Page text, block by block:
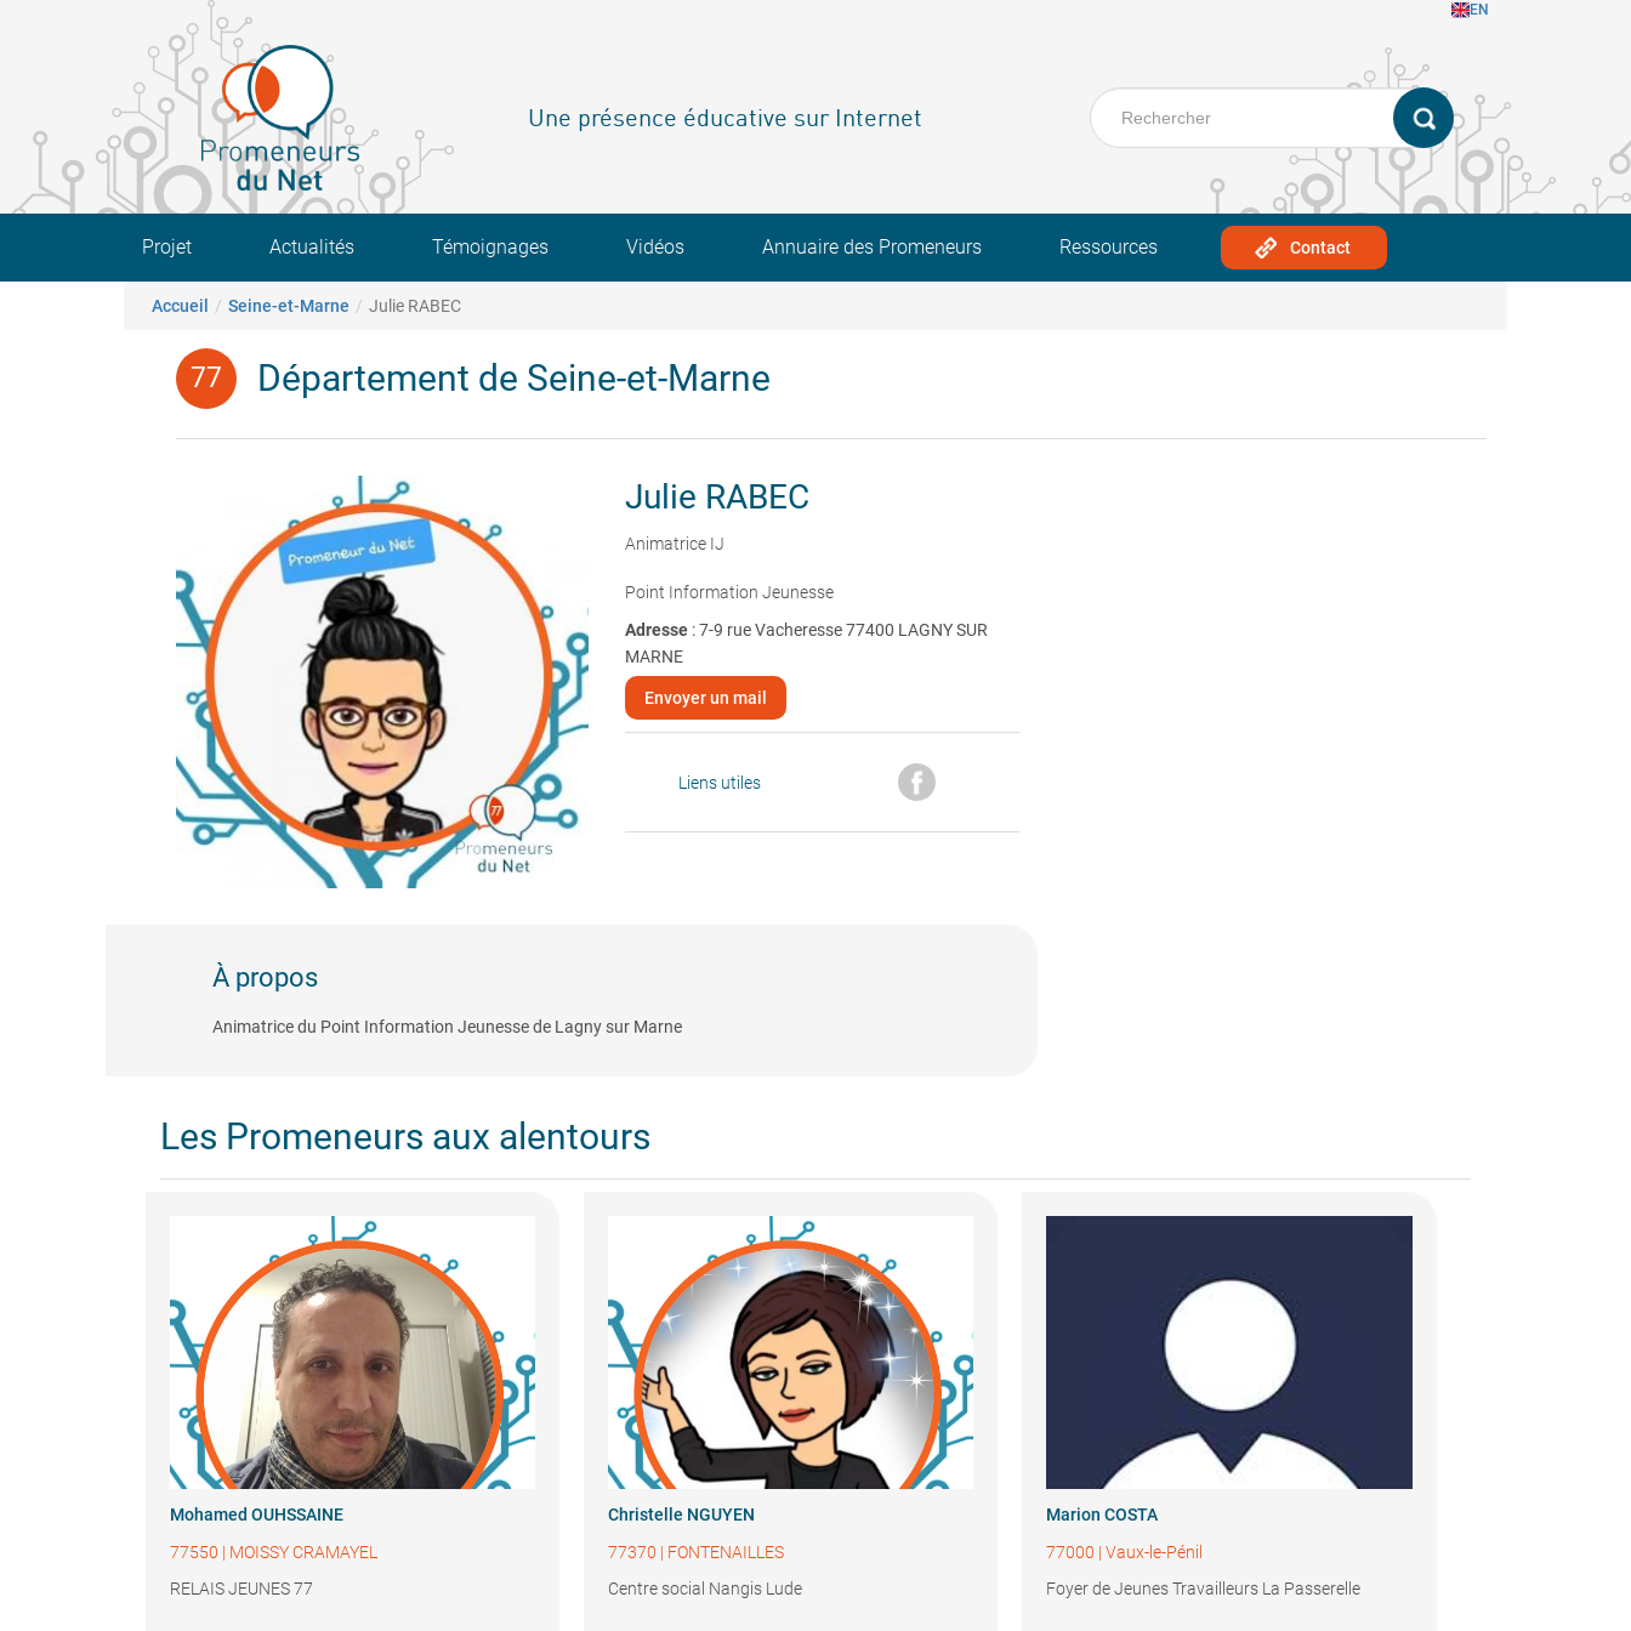
EN
Une présence éducative sur Internet
Main navigation
Projet Actualités Témoignages Vidéos Annuaire des Promeneurs Ressources Contact
Fil d'Ariane
Accueil Seine-et-Marne Julie RABEC
Département de Seine-et-Marne
Julie RABEC
Animatrice IJ
Point Information Jeunesse
Adresse : 7-9 rue Vacheresse 77400 LAGNY SUR
MARNE
Envoyer un mail
Liens utiles
À propos
Animatrice du Point Information Jeunesse de Lagny sur Marne
Les Promeneurs aux alentours
Mohamed OUHSSAINE
77550 | MOISSY CRAMAYEL
RELAIS JEUNES 77
Christelle NGUYEN
77370 | FONTENAILLES
Centre social Nangis Lude
Marion COSTA
77000 |Vaux-le-Pénil
Foyer de Jeunes Travailleurs La Passerelle